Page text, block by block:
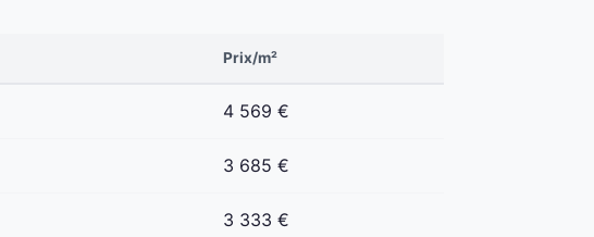
Prix/m²
4 569 €
3 685 €
3 333 €